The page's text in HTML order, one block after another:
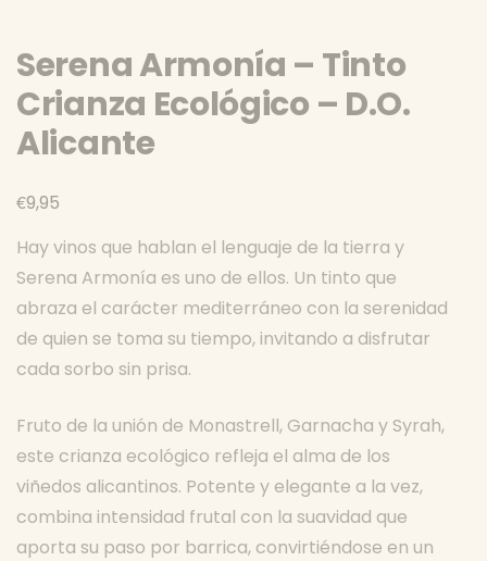
Serena Armonía – Tinto
Crianza Ecológico – D.O.
Alicante
€9,95
Hay vinos que hablan el lenguaje de la tierra y
Serena Armonía es uno de ellos. Un tinto que
abraza el carácter mediterráneo con la serenidad
de quien se toma su tiempo, invitando a disfrutar
cada sorbo sin prisa.
Fruto de la unión de Monastrell, Garnacha y Syrah,
este crianza ecológico refleja el alma de los
viñedos alicantinos. Potente y elegante a la vez,
combina intensidad frutal con la suavidad que
aporta su paso por barrica, convirtiéndose en un